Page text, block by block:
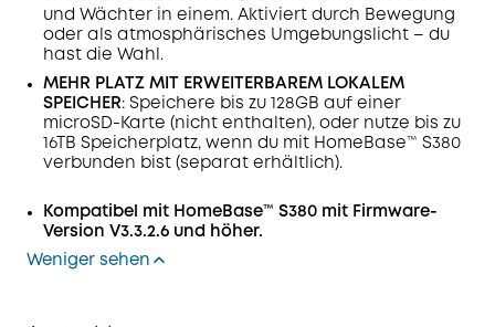
und Wächter in einem. Aktiviert durch Bewegung
oder als atmosphärisches Umgebungslicht – du
hast die Wahl.
MEHR PLATZ MIT ERWEITERBAREM LOKALEM
SPEICHER: Speichere bis zu 128GB auf einer
microSD-Karte (nicht enthalten), oder nutze bis zu
16TB Speicherplatz, wenn du mit HomeBase™ S380
verbunden bist (separat erhältlich).
Kompatibel mit HomeBase™ S380 mit Firmware-
Version V3.3.2.6 und höher.
Weniger sehen